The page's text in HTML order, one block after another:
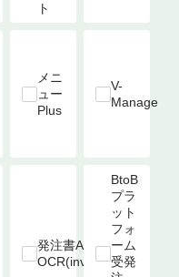
ト
メニ
ュー
Plus
V-
Manage
発注書AI-
OCR(invox)
BtoB
プラ
ット
フォ
ーム
受発